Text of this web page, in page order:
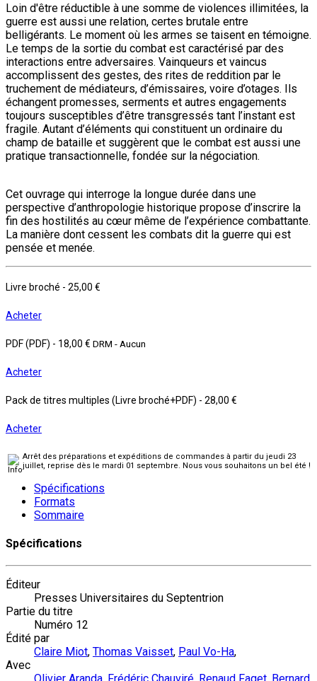
Loin d'être réductible à une somme de violences illimitées, la
guerre est aussi une relation, certes brutale entre
belligérants. Le moment où les armes se taisent en témoigne.
Le temps de la sortie du combat est caractérisé par des
interactions entre adversaires. Vainqueurs et vaincus
accomplissent des gestes, des rites de reddition par le
truchement de médiateurs, d’émissaires, voire d’otages. Ils
échangent promesses, serments et autres engagements
toujours susceptibles d’être transgressés tant l’instant est
fragile. Autant d’éléments qui constituent un ordinaire du
champ de bataille et suggèrent que le combat est aussi une
pratique transactionnelle, fondée sur la négociation.
Cet ouvrage qui interroge la longue durée dans une
perspective d’anthropologie historique propose d’inscrire la
fin des hostilités au cœur même de l’expérience combattante.
La manière dont cessent les combats dit la guerre qui est
pensée et menée.
Livre broché - 25,00 €
Acheter
PDF (PDF) - 18,00 € DRM - Aucun
Acheter
Pack de titres multiples (Livre broché+PDF) - 28,00 €
Acheter
Arrêt des préparations et expéditions de commandes à partir du jeudi 23
juillet, reprise dès le mardi 01 septembre. Nous vous souhaitons un bel été !
Spécifications
Formats
Sommaire
Spécifications
Éditeur
Presses Universitaires du Septentrion
Partie du titre
Numéro 12
Édité par
Claire Miot, Thomas Vaisset, Paul Vo-Ha,
Avec